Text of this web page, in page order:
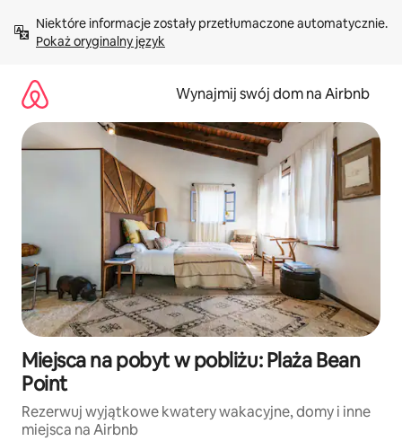
treści Pokaż oryginalny język
Wynajmij swój dom na Airbnb
Miejsca na pobyt w pobliżu: Plaża Bean
Point
Rezerwuj wyjątkowe kwatery wakacyjne, domy i inne
miejsca na Airbnb